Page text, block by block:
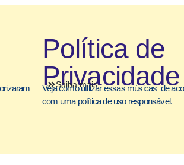
Política de
Privacidade
Saiba mais
Veja como utilizar essas músicas de
com uma política de uso responsável.